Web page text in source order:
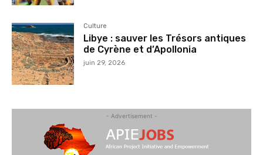
Culture
Libye : sauver les Trésors antiques
de Cyrène et d’Apollonia
juin 29, 2026
- Advertisement -